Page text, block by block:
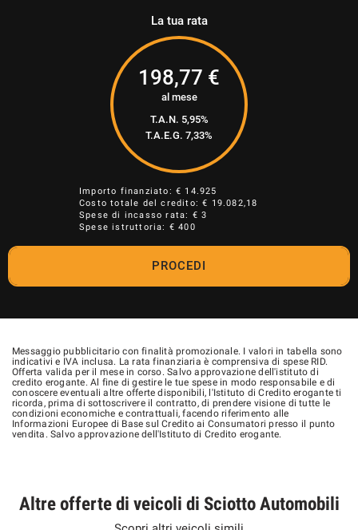
La tua rata
198,77 €
al mese
T.A.N. 5,95%
T.A.E.G. 7,33%
Importo finanziato: € 14.925
Costo totale del credito: € 19.082,18
Spese di incasso rata: € 3
Spese istruttoria: € 400
PROCEDI
Messaggio pubblicitario con finalità promozionale. I valori in tabella sono
indicativi e IVA inclusa. La rata finanziaria è comprensiva di spese RID.
Offerta valida per il mese in corso. Salvo approvazione dell'istituto di
credito erogante. Al fine di gestire le tue spese in modo responsabile e di
conoscere eventuali altre offerte disponibili, l'Istituto di Credito erogante ti
ricorda, prima di sottoscrivere il contratto, di prendere visione di tutte le
condizioni economiche e contrattuali, facendo riferimento alle
Informazioni Europee di Base sul Credito ai Consumatori presso il punto
vendita. Salvo approvazione dell'Istituto di Credito erogante.
Altre offerte di veicoli di Sciotto Automobili